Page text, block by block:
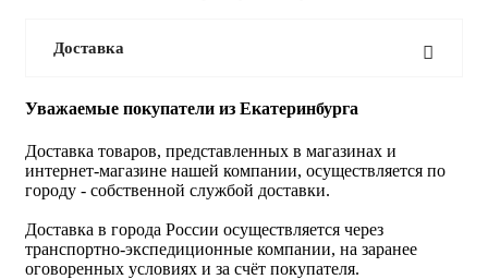
Доставка
Уважаемые покупатели из Екатеринбурга
Доставка товаров, представленных в магазинах и
интернет-магазине нашей компании, осуществляется по
городу - собственной службой доставки.
Доставка в города России осуществляется через
транспортно-экспедиционные компании, на заранее
оговоренных условиях и за счёт покупателя.